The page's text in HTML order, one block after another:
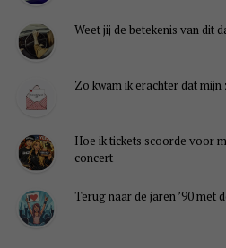
Weet jij de betekenis van dit
Zo kwam ik erachter dat
Hoe ik tickets scoorde voor
concert
Terug naar de jaren ’90 met